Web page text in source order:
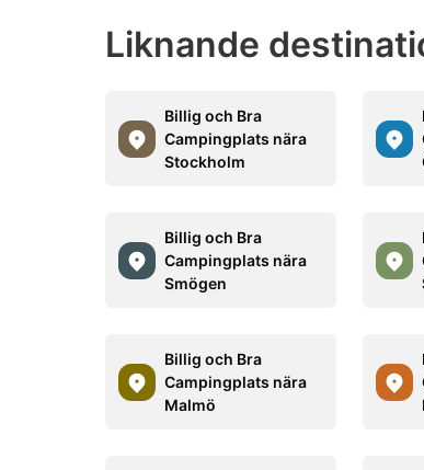
Liknande
Billig och Bra
Campingplats nära
Stockholm
Billig och Bra
Campingplats nära
Smögen
Billig och Bra
Campingplats nära
Malmö